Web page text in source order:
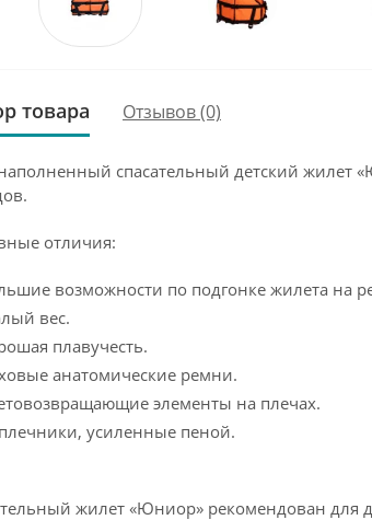
товара Отзывов (0)
спасательный детский жилет
отличия:
возможности по подгонке жилета на
вес.
плавучесть.
анатомические ремни.
элементы на плечах.
усиленные пеной.
жилет «Юниор» рекомендован для